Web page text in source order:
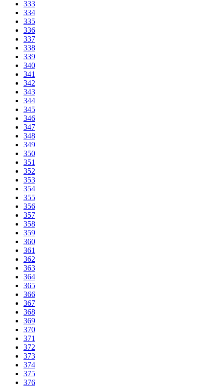
333
334
335
336
337
338
339
340
341
342
343
344
345
346
347
348
349
350
351
352
353
354
355
356
357
358
359
360
361
362
363
364
365
366
367
368
369
370
371
372
373
374
375
376